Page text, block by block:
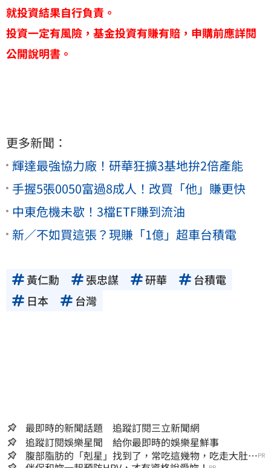
就投資結果自行負責。
投資一定有風險，基金投資有賺有賠，申購前應詳閱
公開說明書。
更多新聞：
輝達最強協力廠！研華狂擴3基地拚2倍產能
手握5張0050富過8成人！改買「他」賺更快
中東危機未歇！3檔ETF賺到流油
新／不如買這張？現賺「1億」超車台積電
黃仁勳 張忠謀 研華
台積電
日本
台灣
最即時的新聞話題 追蹤訂閱三立新聞網
追蹤訂閱娛樂星聞 給你最即時的娛樂星鮮事
腹部脂肪的「剋星」找到了，常吃這幾物，吃走大肚
PR